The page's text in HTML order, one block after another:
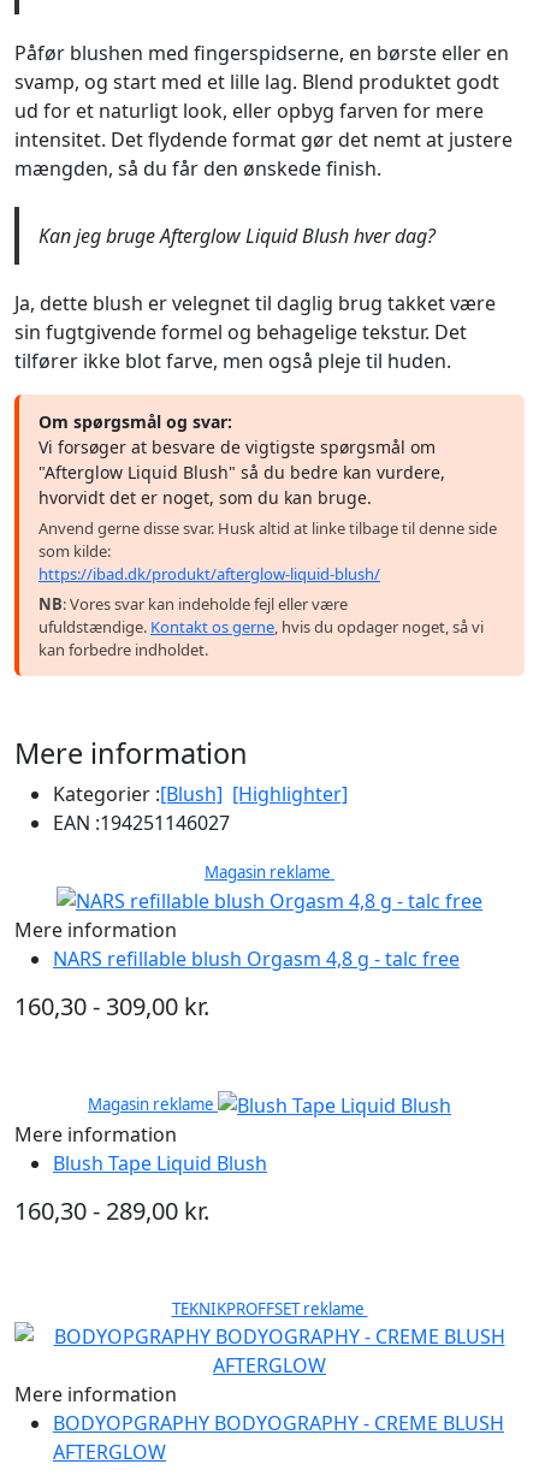
Påfør blushen med fingerspidserne, en børste eller en
svamp, og start med et lille lag. Blend produktet godt
ud for et naturligt look, eller opbyg farven for mere
intensitet. Det flydende format gør det nemt at justere
mængden, så du får den ønskede finish.
Kan jeg bruge Afterglow Liquid Blush hver dag?
Ja, dette blush er velegnet til daglig brug takket være
sin fugtgivende formel og behagelige tekstur. Det
tilfører ikke blot farve, men også pleje til huden.
Om spørgsmål og svar:
Vi forsøger at besvare de vigtigste spørgsmål om
"Afterglow Liquid Blush" så du bedre kan vurdere,
hvorvidt det er noget, som du kan bruge.
Anvend gerne disse svar. Husk altid at linke tilbage til denne side
som kilde:
https://ibad.dk/produkt/afterglow-liquid-blush/
NB: Vores svar kan indeholde fejl eller være
ufuldstændige. Kontakt os gerne, hvis du opdager noget, så vi
kan forbedre indholdet.
Mere information
Kategorier :[Blush] [Highlighter]
EAN :194251146027
Magasin reklame
Mere information
NARS refillable blush Orgasm 4,8 g - talc free
160,30 - 309,00 kr.
Magasin reklame
Mere information
Blush Tape Liquid Blush
160,30 - 289,00 kr.
TEKNIKPROFFSET reklame
Mere information
BODYOPGRAPHY BODYOGRAPHY - CREME BLUSH
AFTERGLOW